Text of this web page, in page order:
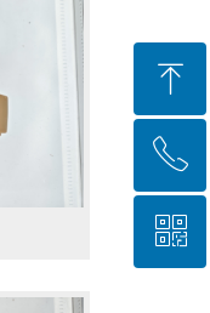
ꁸ
回到顶部
ꂅ
0577-86253882
ꀥ